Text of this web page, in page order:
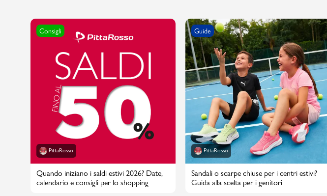
Consigli
PittaRosso
Quando iniziano i saldi estivi 2026? Date,
calendario e consigli per lo shopping
Guide
PittaRosso
Sandali o scarpe chiuse per i centri estivi?
Guida alla scelta per i genitori